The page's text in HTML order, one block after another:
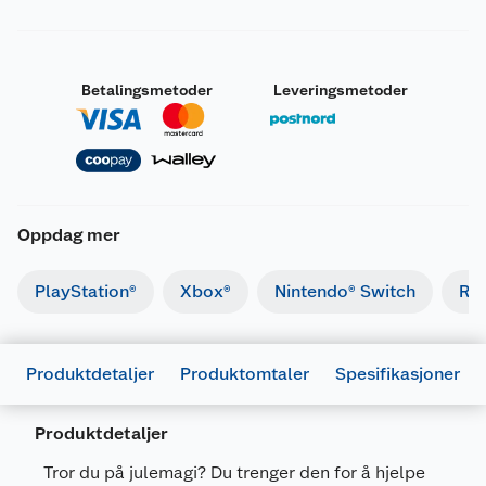
Betalingsmetoder Leveringsmetoder
Oppdag mer
PlayStation® Xbox® Nintendo® Switch
Produktdetaljer Produktomtaler Spesifikasjoner
Produktdetaljer
Tror du på julemagi? Du trenger den for å hjelpe